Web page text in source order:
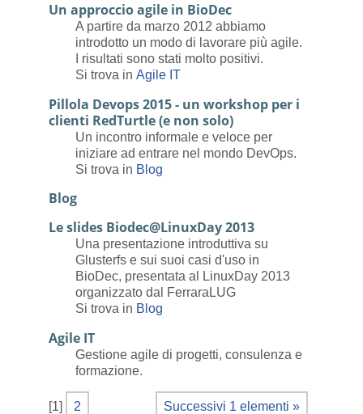
Un approccio agile in BioDec
A partire da marzo 2012 abbiamo
introdotto un modo di lavorare più agile.
I risultati sono stati molto positivi.
Si trova in Agile IT
Pillola Devops 2015 - un workshop per i
clienti RedTurtle (e non solo)
Un incontro informale e veloce per
iniziare ad entrare nel mondo DevOps.
Si trova in Blog
Blog
Le slides Biodec@LinuxDay 2013
Una presentazione introduttiva su
Glusterfs e sui suoi casi d'uso in
BioDec, presentata al LinuxDay 2013
organizzato dal FerraraLUG
Si trova in Blog
Agile IT
Gestione agile di progetti, consulenza e
formazione.
Successivi 1 elementi »
[1] 2